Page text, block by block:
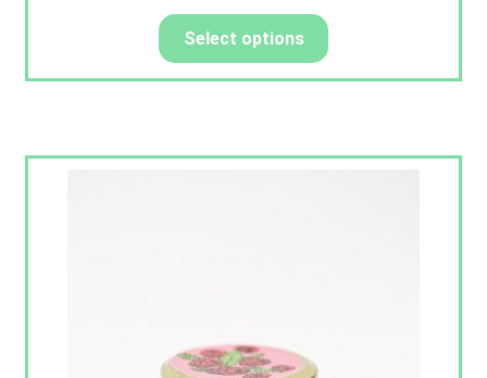
Select options